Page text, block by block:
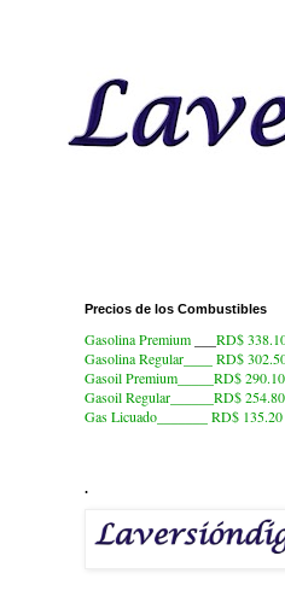
Precios de los Combustibles
Gasolina Premium
RD$
Gasolina Regular____ RD$
Gasoil Premium_____RD$ 290.10
Gasoil Regular______RD$ 254.80
Gas Licuado_______
RD$ 135.20
.